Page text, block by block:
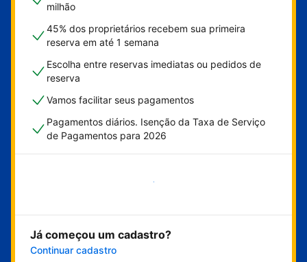
milhão
45% dos proprietários recebem sua primeira
reserva em até 1 semana
Escolha entre reservas imediatas ou pedidos de
reserva
Vamos facilitar seus pagamentos
Pagamentos diários. Isenção da Taxa de Serviço
de Pagamentos para 2026
Comece agora
Já começou um cadastro?
Continuar cadastro